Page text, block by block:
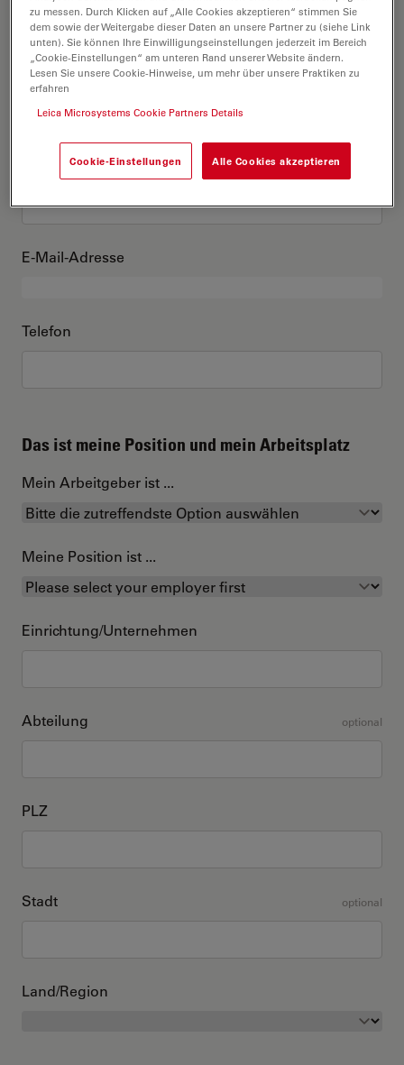
Vorname
Nachname
E-Mail-Adresse
Telefon
Das ist meine Position und mein Arbeitsplatz
Mein Arbeitgeber ist ...
Meine Position ist ...
Einrichtung/Unternehmen
Abteilung optional
PLZ
Stadt optional
Land/Region
zu messen. Durch Klicken auf „Alle Cookies akzeptieren“ stimmen Sie
dem sowie der Weitergabe dieser Daten an unsere Partner zu (siehe Link
unten). Sie können Ihre Einwilligungseinstellungen jederzeit im Bereich
„Cookie-Einstellungen“ am unteren Rand unserer Website ändern.
Lesen Sie unsere Cookie-Hinweise, um mehr über unsere Praktiken zu
erfahren
Leica Microsystems Cookie Partners Details
Cookie-Einstellungen Alle Cookies akzeptieren